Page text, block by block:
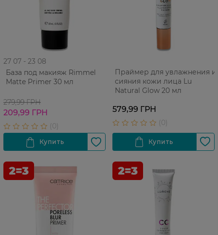
27 07 - 23 08
База под макияж Rimmel
Matte Primer 30 мл
279,99 ГРН
209,99 ГРН
Праймер для увлажнения и
сияния кожи лица Lu
Natural Glow 20 мл
579,99 ГРН